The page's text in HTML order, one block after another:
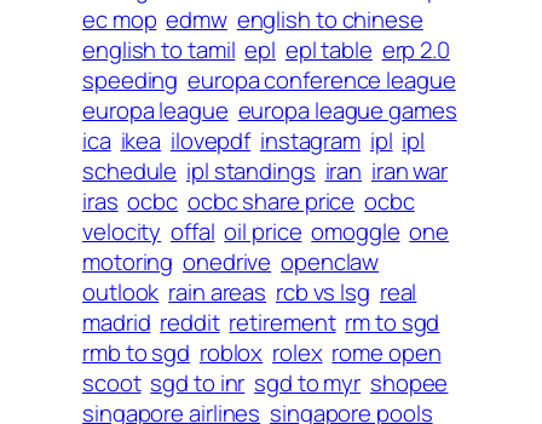
ec mop edmw english to chinese
english to tamil epl epl table erp 2.0
speeding europa conference league
europa league europa league games
ica ikea ilovepdf instagram ipl ipl
schedule ipl standings iran iran war
iras ocbc ocbc share price ocbc
velocity offal oil price omoggle one
motoring onedrive openclaw
outlook rain areas rcb vs lsg real
madrid reddit retirement rm to sgd
rmb to sgd roblox rolex rome open
scoot sgd to inr sgd to myr shopee
singapore airlines singapore pools